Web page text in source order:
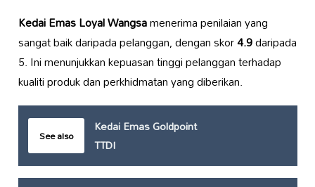
Kedai Emas Loyal Wangsamenerima penilaian yang
sangat baik daripada pelanggan, dengan skor4.9daripada
5. Ini menunjukkan kepuasan tinggi pelanggan terhadap
kualiti produk dan perkhidmatan yang diberikan.
See also
Kedai Emas Goldpoint
TTDI